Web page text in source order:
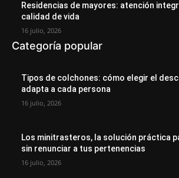
Residencias de mayores: atención
calidad de vida
16 julio, 2026
Categoría popular
Tipos de colchones: cómo elegir el
adapta a cada persona
16 julio, 2026
Los minitrasteros, la solución práctica
sin renunciar a tus pertenencias
16 julio, 2026